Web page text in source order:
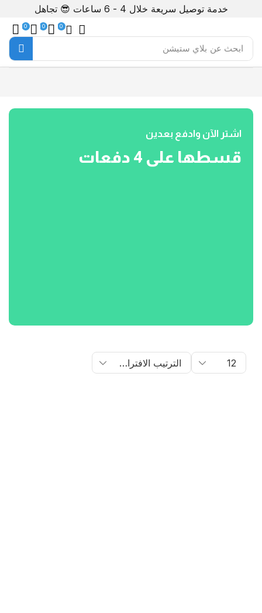
خدمة توصيل سريعة خلال 4 - 6 ساعات 😎 تجاهل
ابحث عن بلاي ستيشن
0
0
0
اشتر الآن وادفع بعدين
قسطها على 4 دفعات